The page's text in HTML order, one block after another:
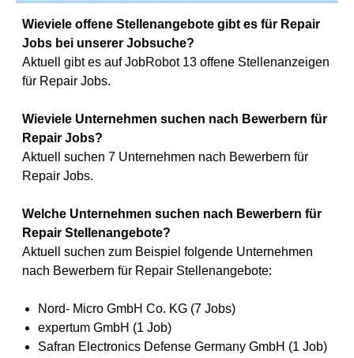
Wieviele offene Stellenangebote gibt es für Repair
Jobs bei unserer Jobsuche?
Aktuell gibt es auf JobRobot 13 offene Stellenanzeigen
für Repair Jobs.
Wieviele Unternehmen suchen nach Bewerbern für
Repair Jobs?
Aktuell suchen 7 Unternehmen nach Bewerbern für
Repair Jobs.
Welche Unternehmen suchen nach Bewerbern für
Repair Stellenangebote?
Aktuell suchen zum Beispiel folgende Unternehmen
nach Bewerbern für Repair Stellenangebote:
Nord- Micro GmbH Co. KG (7 Jobs)
expertum GmbH (1 Job)
Safran Electronics Defense Germany GmbH (1 Job)